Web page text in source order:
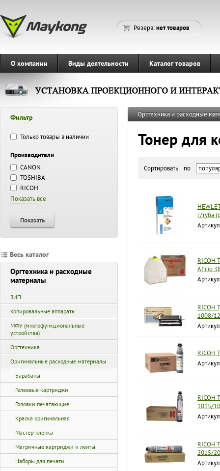
Резерв:нет товаров
О компании Виды деятельности Каталог товаров
Фильтр
Только товары в наличии
Производители
CANON
TOSHIBA
RICOH
Показать все
Показать
Весь каталог
Оргтехника и расходные
материалы
ЗИП
Копировальные аппараты
МФУ (многофункциональные
устройства)
Оргтехника
Оригинальные расходные материалы
Барабаны
Гелеевые картриджи
Головки печатающие
Краска оригинальная
Мастер-плёнка
Матричные картриджи и ленты
Наборы для печати
Оргтехника и расходные
Тонер для
Сортировать по
г/туба
RICOH
Aficio
RICOH
1008/
RICOH
RICOH
1015/
RICOH
2015/